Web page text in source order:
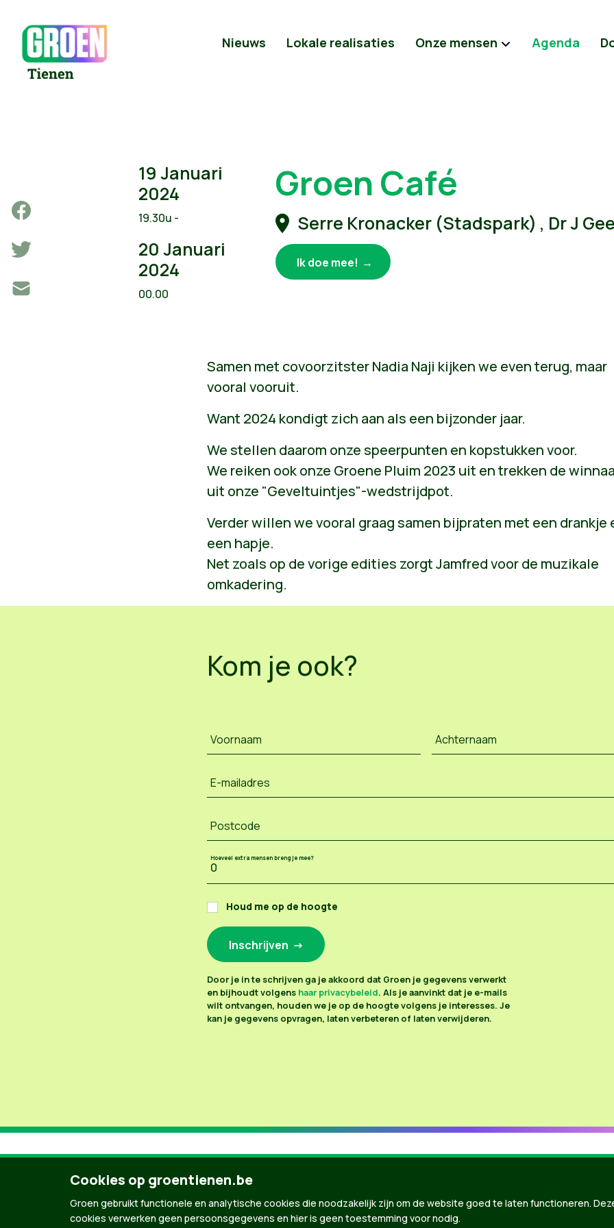
Nieuws Lokale realisaties Onze mensen Agenda
19 Januari
2024
19.30u -
20 Januari
2024
00.00
Groen Café
Serre Kronacker (Stadspark) , Dr J
Ik doe mee!
Samen met covoorzitster Nadia Naji kijken we even terug, maar
vooral vooruit.
Want 2024 kondigt zich aan als een bijzonder jaar.
We stellen daarom onze speerpunten en kopstukken voor.
We reiken ook onze Groene Pluim 2023 uit en trekken de
uit onze "Geveltuintjes"-wedstrijdpot.
Verder willen we vooral graag samen bijpraten met een drankje
een hapje.
Net zoals op de vorige edities zorgt Jamfred voor de muzikale
omkadering.
Kom je ook?
Voornaam Achternaam
E-mailadres
Postcode
Hoeveel extra mensen breng je mee?
Houd me op de hoogte
Door je in te schrijven ga je akkoord dat Groen je gegevens verwerkt
en bijhoudt volgens haar privacybeleid. Als je aanvinkt dat je e-mails
wilt ontvangen, houden we je op de hoogte volgens je interesses. Je
kan je gegevens opvragen, laten verbeteren of laten verwijderen.
Cookies op groentienen.be
Groen gebruikt functionele en analytische cookies die noodzakelijk zijn om de website goed te laten functioneren.
cookies verwerken geen persoonsgegevens en hier is geen toestemming voor nodig.